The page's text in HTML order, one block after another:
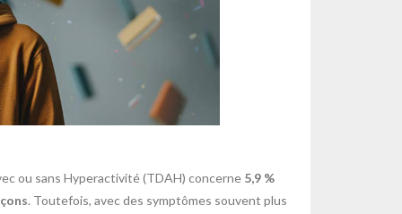
ou sans Hyperactivité (TDAH) concerne 5,9 %
. Toutefois, avec des symptômes souvent plus